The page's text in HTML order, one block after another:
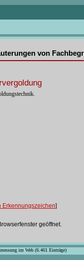
von
Erkennungszeichen]
geöffnet.
im Web (6.461 Einträge)